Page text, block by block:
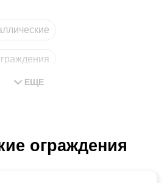
ЕЩЕ
ограждения